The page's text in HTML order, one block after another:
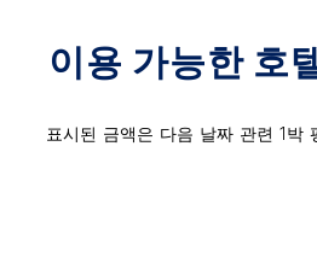
이용 가능한 호
표시된 금액은 다음 날짜 관련 1박